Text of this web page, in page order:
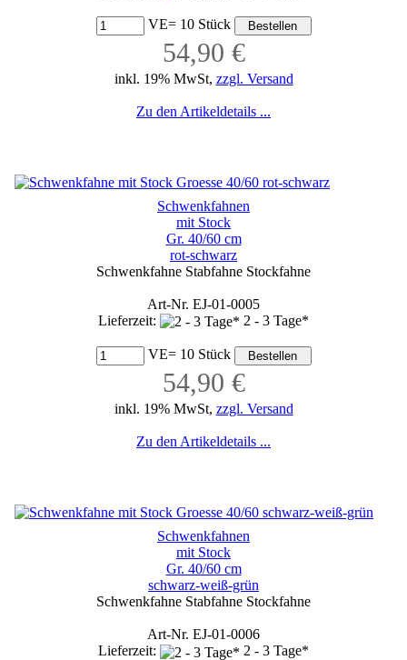
VE= 10 Stück
54,90 €
inkl. 19% MwSt, zzgl. Versand
Zu den Artikeldetails ...
Schwenkfahnen
mit Stock
Gr. 40/60 cm
rot-schwarz
Schwenkfahne Stabfahne Stockfahne
Art-Nr. EJ-01-0005
Lieferzeit:
2 - 3 Tage*
VE= 10 Stück
54,90 €
inkl. 19% MwSt, zzgl. Versand
Zu den Artikeldetails ...
Schwenkfahnen
mit Stock
Gr. 40/60 cm
schwarz-weiß-grün
Schwenkfahne Stabfahne Stockfahne
Art-Nr. EJ-01-0006
Lieferzeit:
2 - 3 Tage*